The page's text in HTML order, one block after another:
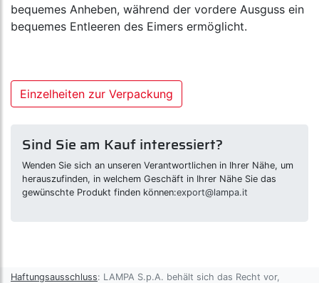
bequemes Anheben, während der vordere Ausguss ein
bequemes Entleeren des Eimers ermöglicht.
Einzelheiten zur Verpackung
Sind Sie am Kauf interessiert?
Wenden Sie sich an unseren Verantwortlichen in Ihrer Nähe, um
herauszufinden, in welchem Geschäft in Ihrer Nähe Sie das
gewünschte Produkt finden können:export@lampa.it
Haftungsausschluss: LAMPA S.p.A. behält sich das Recht vor,